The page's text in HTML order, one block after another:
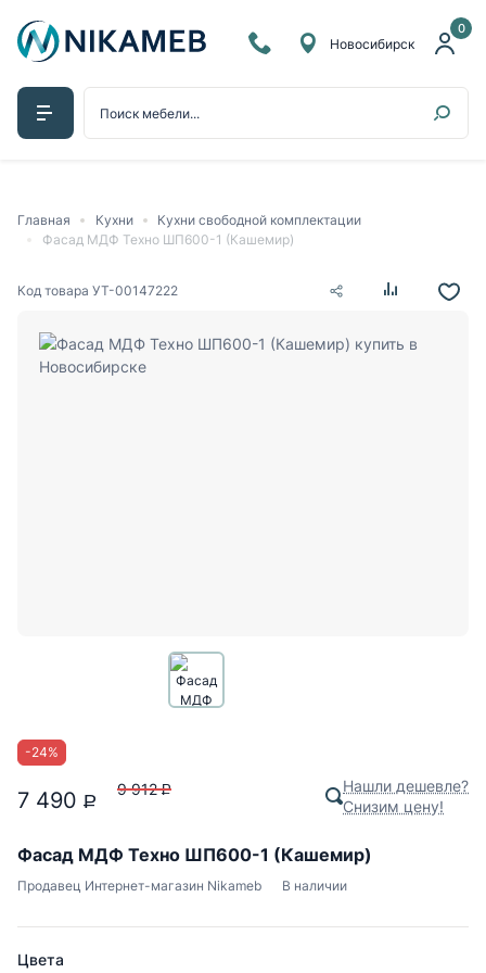
0
Новосибирск
Главная Кухни
Кухни свободной комплектации
Фасад МДФ Техно ШП600-1 (Кашемир)
Код товара УТ-00147222
-24%
7 490 P
9 912 P
Нашли дешевле?
Снизим цену!
Фасад МДФ Техно ШП600-1 (Кашемир)
Продавец Интернет-магазин Nikameb В наличии
Цвета